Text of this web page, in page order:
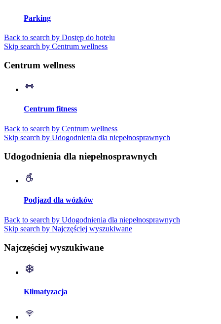
Parking
Back to search by Dostęp do hotelu
Skip search by Centrum wellness
Centrum wellness
Centrum fitness
Back to search by Centrum wellness
Skip search by Udogodnienia dla niepełnosprawnych
Udogodnienia dla niepełnosprawnych
Podjazd dla wózków
Back to search by Udogodnienia dla niepełnosprawnych
Skip search by Najczęściej wyszukiwane
Najczęściej wyszukiwane
Klimatyzacja